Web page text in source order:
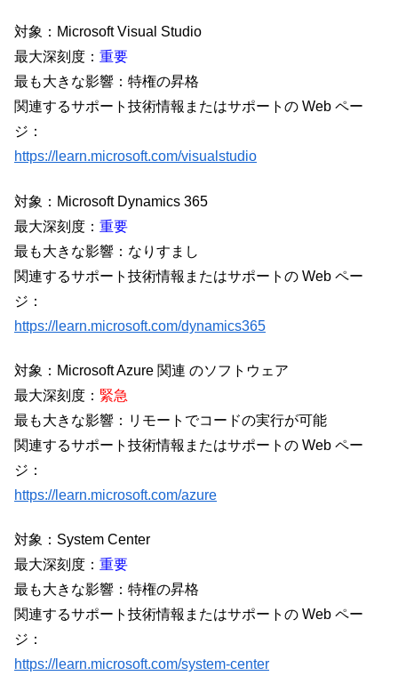
対象：Microsoft Visual Studio
最大深刻度： 重要
最も大きな影響：特権の昇格
関連するサポート技術情報またはサポートの Web ペー
ジ：
https://learn.microsoft.com/visualstudio
対象：Microsoft Dynamics 365
最大深刻度： 重要
最も大きな影響：なりすまし
関連するサポート技術情報またはサポートの Web ペー
ジ：
https://learn.microsoft.com/dynamics365
対象：Microsoft Azure 関連 のソフトウェア
最大深刻度： 緊急
最も大きな影響：リモートでコードの実行が可能
関連するサポート技術情報またはサポートの Web ペー
ジ：
https://learn.microsoft.com/azure
対象：System Center
最大深刻度： 重要
最も大きな影響：特権の昇格
関連するサポート技術情報またはサポートの Web ペー
ジ：
https://learn.microsoft.com/system-center